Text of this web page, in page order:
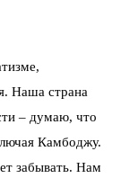
Наша страна
– думаю, что
Камбоджу.
забывать. Нам